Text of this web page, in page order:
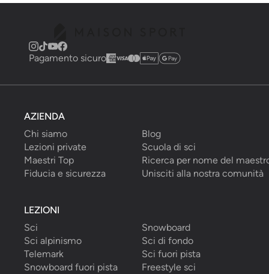
Pagamento sicuro
AZIENDA
Chi siamo
Blog
Lezioni private
Scuola di sci
Maestri Top
Ricerca per nome del
Fiducia e sicurezza
Unisciti alla nostra comunità
LEZIONI
Sci
Snowboard
Sci alpinismo
Sci di fondo
Telemark
Sci fuori pista
Snowboard fuori pista
Freestyle sci